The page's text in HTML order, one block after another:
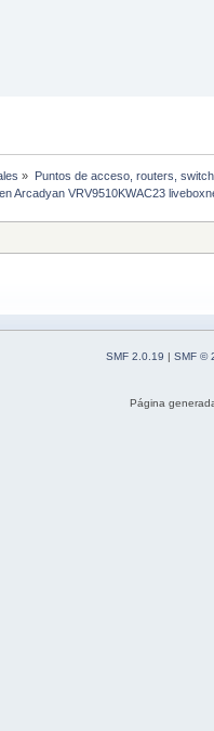
» Puntos de acceso, routers,
Arcadyan VRV9510KWAC23
SMF 2.0.19 | SMF ©
Página